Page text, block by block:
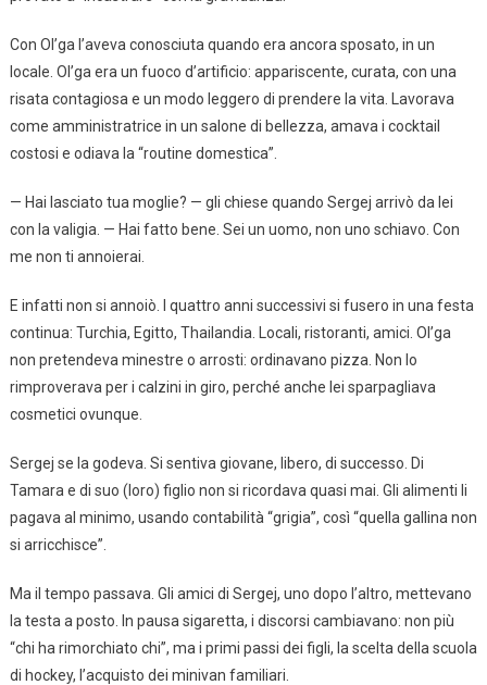
Con Ol’ga l’aveva conosciuta quando era ancora sposato, in un
locale. Ol’ga era un fuoco d’artificio: appariscente, curata, con una
risata contagiosa e un modo leggero di prendere la vita. Lavorava
come amministratrice in un salone di bellezza, amava i cocktail
costosi e odiava la “routine domestica”.
— Hai lasciato tua moglie? — gli chiese quando Sergej arrivò da lei
con la valigia. — Hai fatto bene. Sei un uomo, non uno schiavo. Con
me non ti annoierai.
E infatti non si annoiò. I quattro anni successivi si fusero in una festa
continua: Turchia, Egitto, Thailandia. Locali, ristoranti, amici. Ol’ga
non pretendeva minestre o arrosti: ordinavano pizza. Non lo
rimproverava per i calzini in giro, perché anche lei sparpagliava
cosmetici ovunque.
Sergej se la godeva. Si sentiva giovane, libero, di successo. Di
Tamara e di suo (loro) figlio non si ricordava quasi mai. Gli alimenti li
pagava al minimo, usando contabilità “grigia”, così “quella gallina non
si arricchisce”.
Ma il tempo passava. Gli amici di Sergej, uno dopo l’altro, mettevano
la testa a posto. In pausa sigaretta, i discorsi cambiavano: non più
“chi ha rimorchiato chi”, ma i primi passi dei figli, la scelta della scuola
di hockey, l’acquisto dei minivan familiari.